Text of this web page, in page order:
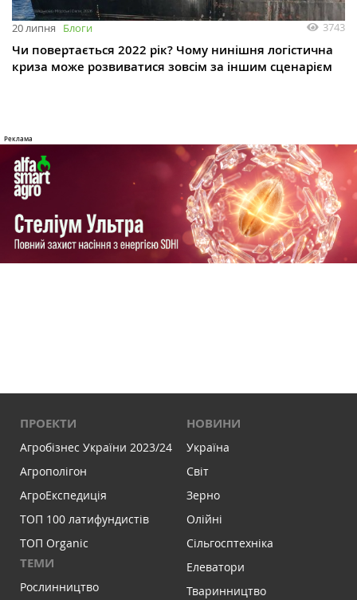
20 липня Блоги 3743
Чи повертається 2022 рік? Чому нинішня логістична
криза може розвиватися зовсім за іншим сценарієм
ПРОЕКТИ
Агробізнес України 2023/24
Агрополігон
АгроЕкспедиція
ТОП 100 латифундистів
ТОП Organic
ТЕМИ
Рослинництво
НОВИНИ
Україна
Світ
Зерно
Олійні
Сільгосптехніка
Елеватори
Тваринництво